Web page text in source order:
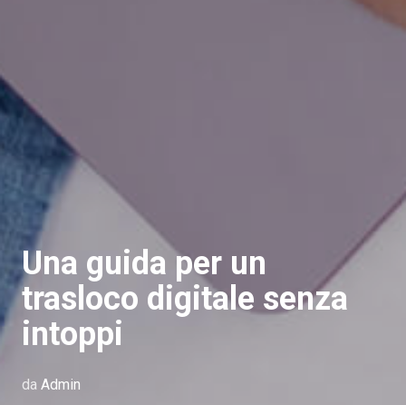
Una guida per un
trasloco digitale senza
intoppi
da Admin